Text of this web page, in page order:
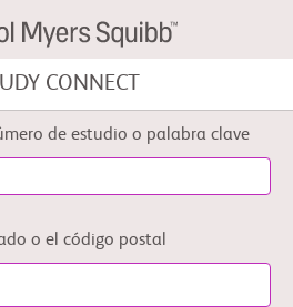
CONNECT
de estudio o palabra clave
o el código postal